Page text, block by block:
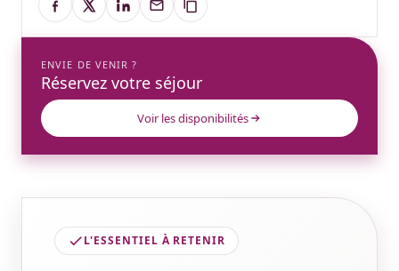
ENVIE DE VENIR ?
Réservez votre séjour
Voir les disponibilités
L'ESSENTIEL À RETENIR